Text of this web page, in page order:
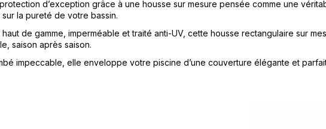
d’exception grâce à une housse sur mesure pensée comme une
sur la pureté de votre bassin.
de gamme, imperméable et traité anti-UV, cette housse rectangulaire sur
saison après saison.
impeccable, elle enveloppe votre piscine d’une couverture élégante et